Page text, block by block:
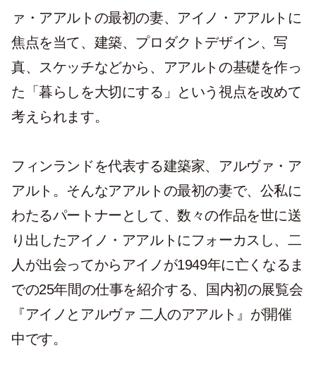
ァ・アアルトの最初の妻、アイノ・アアルトに
焦点を当て、建築、プロダクトデザイン、写
真、スケッチなどから、アアルトの基礎を作っ
た「暮らしを大切にする」という視点を改めて
考えられます。
フィンランドを代表する建築家、アルヴァ・ア
アルト。そんなアアルトの最初の妻で、公私に
わたるパートナーとして、数々の作品を世に送
り出したアイノ・アアルトにフォーカスし、二
人が出会ってからアイノが1949年に亡くなるま
での25年間の仕事を紹介する、国内初の展覧会
『アイノとアルヴァ 二人のアアルト』が開催
中です。